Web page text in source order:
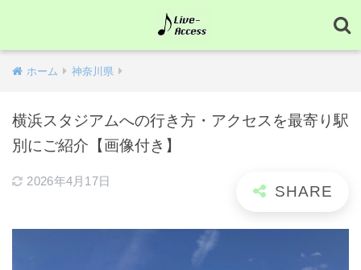
ホーム 神奈川県
横浜スタジアムへの行き方・アクセスを最寄り駅
別にご紹介【画像付き】
2026年4月17日